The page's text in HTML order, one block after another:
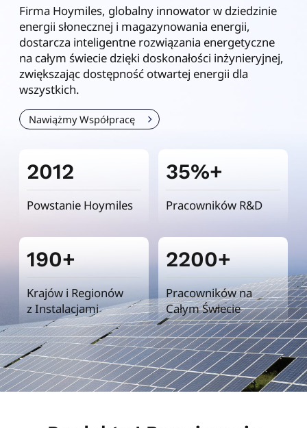
Firma Hoymiles, globalny innowator w dziedzinie
energii słonecznej i magazynowania energii,
dostarcza inteligentne rozwiązania energetyczne
na całym świecie dzięki doskonałości inżynieryjnej,
zwiększając dostępność otwartej energii dla
wszystkich.
Nawiążmy Współpracę
2012
Powstanie Hoymiles
35%+
Pracowników R&D
190+
Krajów i Regionów
z Instalacjami
2200+
Pracowników na
Całym Świecie